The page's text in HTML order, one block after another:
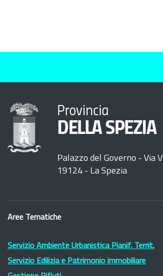
Provincia
DELLA SPEZIA
Palazzo del Governo - Via
19124 - La Spezia
Aree Tematiche
Servizio Ambiente Urbanistica Pianif. Territ.
Servizio Edilizia e Patrimonio immobiliare